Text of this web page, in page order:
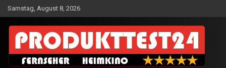
Skip
to
content
Samstag, August 8, 2026